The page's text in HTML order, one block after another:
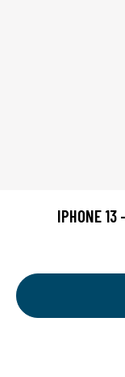
IPHONE 13